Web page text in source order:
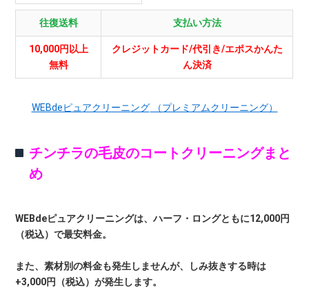
往復送料 支払い方法
10,000円以上
無料
クレジットカード/代引き/エポスかんた
ん決済
WEBdeピュアクリーニング （プレミアムクリーニング）
チンチラの毛皮のコートクリーニングまと
め
WEBdeピュアクリーニングは、ハーフ・ロングともに12,000円
（税込）で最安料金。
また、素材別の料金も発生しませんが、しみ抜きする時は
+3,000円（税込）が発生します。